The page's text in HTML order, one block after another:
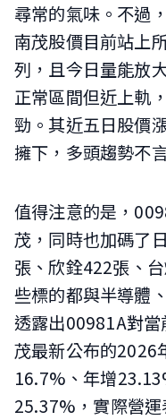
尋常的氣味。不過
南茂股價目前站上
列，且今日量能放
正常區間但近上軌
勁。其近五日股價
擁下，多頭趨勢不
值得注意的是，
茂，同時也加碼了
張、欣銓422張、
些標的都與半導體
透露出00981A對
茂最新公布的2026
16.7%、年增
25.37%，實際營